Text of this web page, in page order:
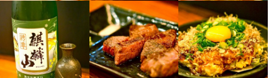
・チームビルディング
・売上、原価管理
・発注業務
身に付くスキル
包丁さばき 飾り包丁 盛り付け技術 高級食材の知識
ワインの知識
日本酒の知識
焼酎の知識 ウイスキーの知識 肉の知識 魚の知識
野菜の知識
チーズの知識
サービスマナー 出店開業ノウハウ 店舗運営
メニュー開発
仕入れ・食材の目利き